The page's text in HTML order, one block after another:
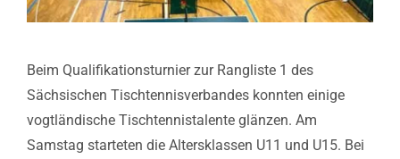
Beim Qualifikationsturnier zur Rangliste 1 des
Sächsischen Tischtennisverbandes konnten einige
vogtländische Tischtennistalente glänzen. Am
Samstag starteten die Altersklassen U11 und U15. Bei